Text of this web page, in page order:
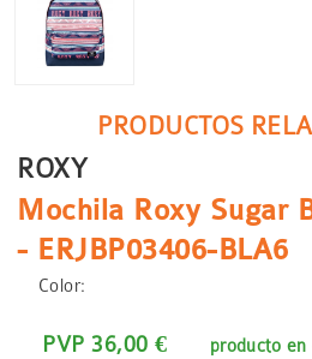
PRODUCTOS
ROXY
Mochila Roxy Sugar
- ERJBP03406-BLA6
Color:
PVP 36,00 € producto en